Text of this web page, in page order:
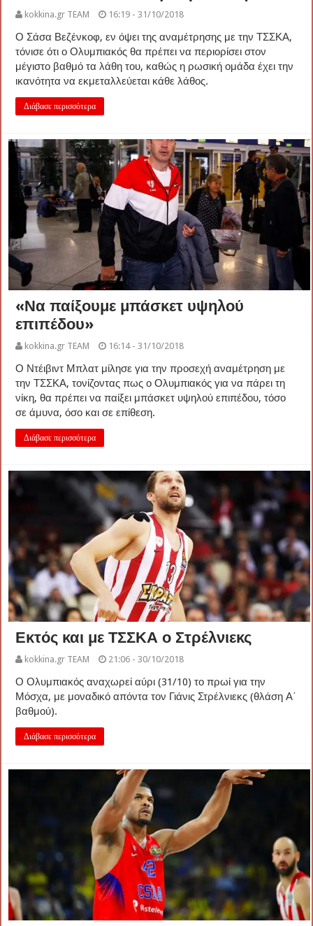
kokkina.gr TEAM 16:19 - 31/10/2018
Ο Σάσα Βεζένκοφ, εν όψει της αναμέτρησης με την ΤΣΣΚΑ,
τόνισε ότι ο Ολυμπιακός θα πρέπει να περιορίσει στον
μέγιστο βαθμό τα λάθη του, καθώς η ρωσική ομάδα έχει την
ικανότητα να εκμεταλλεύεται κάθε λάθος.
Διάβασε περισσότερα
«Να παίξουμε μπάσκετ υψηλού
επιπέδου»
kokkina.gr TEAM 16:14 - 31/10/2018
Ο Ντέιβιντ Μπλατ μίλησε για την προσεχή αναμέτρηση με
την ΤΣΣΚΑ, τονίζοντας πως ο Ολυμπιακός για να πάρει τη
νίκη, θα πρέπει να παίξει μπάσκετ υψηλού επιπέδου, τόσο
σε άμυνα, όσο και σε επίθεση.
Διάβασε περισσότερα
Εκτός και με ΤΣΣΚΑ ο Στρέλνιεκς
kokkina.gr TEAM 21:06 - 30/10/2018
Ο Ολυμπιακός αναχωρεί αύρι (31/10) το πρωί για την
Μόσχα, με μοναδικό απόντα τον Γιάνις Στρέλνιεκς (θλάση Α΄
βαθμού).
Διάβασε περισσότερα